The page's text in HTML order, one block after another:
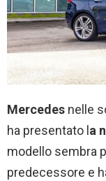
Mercedes nelle
ha presentato l a
modello sembra
predecessore e